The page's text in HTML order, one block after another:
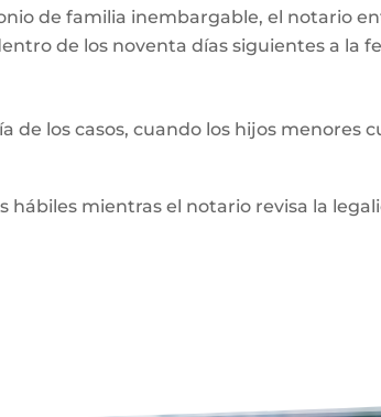
de familia inembargable, el notario
de los noventa días siguientes a la
de los casos, cuando los hijos menores
hábiles mientras el notario revisa la